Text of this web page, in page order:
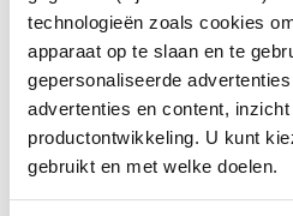
technologieën zoals cookies
apparaat op te slaan en te
gepersonaliseerde
advertenties en content,
productontwikkeling. U kunt
gebruikt en met welke doelen.
Ontdek de